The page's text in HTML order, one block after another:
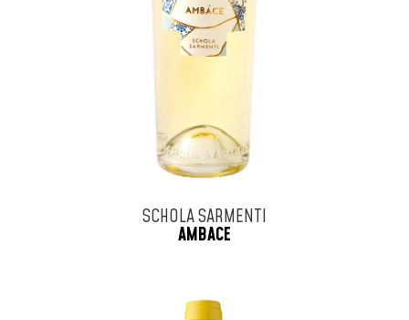
SCHOLA SARMENTI
AMBACE